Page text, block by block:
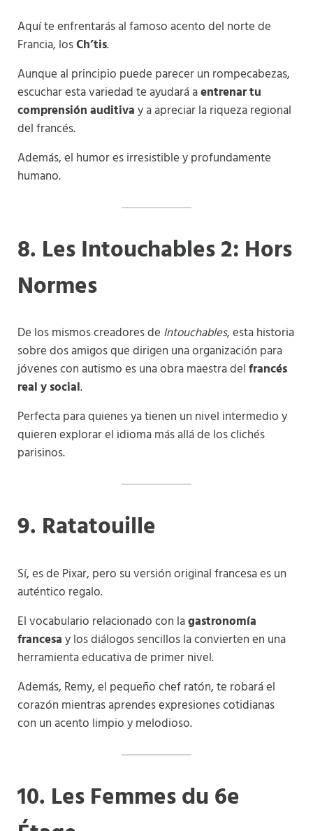
Aquí te enfrentarás al famoso acento del norte de
Francia, losCh’tis.
Aunque al principio puede parecer un rompecabezas,
escuchar esta variedad te ayudará aentrenar tu
comprensión auditivay a apreciar la riqueza regional
del francés.
Además, el humor es irresistible y profundamente
humano.
8. Les Intouchables 2: Hors
Normes
De los mismos creadores de Intouchables, esta historia
sobre dos amigos que dirigen una organización para
jóvenes con autismo es una obra maestra delfrancés
real y social.
Perfecta para quienes ya tienen un nivel intermedio y
quieren explorar el idioma más allá de los clichés
parisinos.
9. Ratatouille
Sí, es de Pixar, pero su versión original francesa es un
auténtico regalo.
El vocabulario relacionado con lagastronomía
francesay los diálogos sencillos la convierten en una
herramienta educativa de primer nivel.
Además, Remy, el pequeño chef ratón, te robará el
corazón mientras aprendes expresiones cotidianas
con un acento limpio y melodioso.
10. Les Femmes du 6e